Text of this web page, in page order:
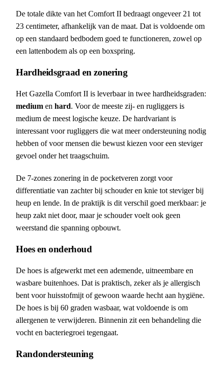
De totale dikte van het Comfort II bedraagt ongeveer 21 tot
23 centimeter, afhankelijk van de maat. Dat is voldoende om
op een standaard bedbodem goed te functioneren, zowel op
een lattenbodem als op een boxspring.
Hardheidsgraad en zonering
Het Gazella Comfort II is leverbaar in twee hardheidsgraden:
medium en hard. Voor de meeste zij- en rugliggers is
medium de meest logische keuze. De hardvariant is
interessant voor rugliggers die wat meer ondersteuning nodig
hebben of voor mensen die bewust kiezen voor een steviger
gevoel onder het traagschuim.
De 7-zones zonering in de pocketveren zorgt voor
differentiatie van zachter bij schouder en knie tot steviger bij
heup en lende. In de praktijk is dit verschil goed merkbaar: je
heup zakt niet door, maar je schouder voelt ook geen
weerstand die spanning opbouwt.
Hoes en onderhoud
De hoes is afgewerkt met een ademende, uitneembare en
wasbare buitenhoes. Dat is praktisch, zeker als je allergisch
bent voor huisstofmijt of gewoon waarde hecht aan hygiëne.
De hoes is bij 60 graden wasbaar, wat voldoende is om
allergenen te verwijderen. Binnenin zit een behandeling die
vocht en bacteriegroei tegengaat.
Randondersteuning